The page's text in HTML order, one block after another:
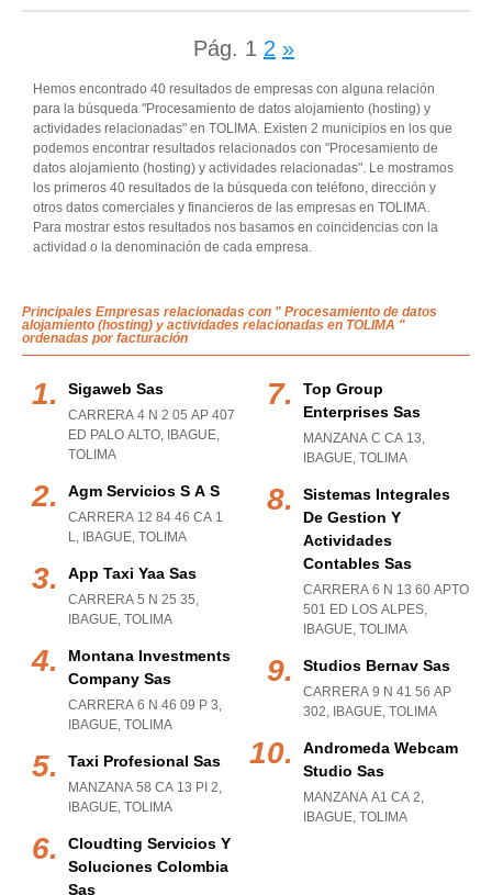
Pág. 1 2 »
Hemos encontrado 40 resultados de empresas con alguna relación
para la búsqueda "Procesamiento de datos alojamiento (hosting) y
actividades relacionadas" en TOLIMA. Existen 2 municipios en los que
podemos encontrar resultados relacionados con "Procesamiento de
datos alojamiento (hosting) y actividades relacionadas". Le mostramos
los primeros 40 resultados de la búsqueda con teléfono, dirección y
otros datos comerciales y financieros de las empresas en TOLIMA.
Para mostrar estos resultados nos basamos en coincidencias con la
actividad o la denominación de cada empresa.
Principales Empresas relacionadas con " Procesamiento de datos
alojamiento (hosting) y actividades relacionadas en TOLIMA "
ordenadas por facturación
Sigaweb Sas
CARRERA 4 N 2 05 AP 407
ED PALO ALTO, IBAGUE,
TOLIMA
Agm Servicios S A S
CARRERA 12 84 46 CA 1
L, IBAGUE, TOLIMA
App Taxi Yaa Sas
CARRERA 5 N 25 35,
IBAGUE, TOLIMA
Montana Investments
Company Sas
CARRERA 6 N 46 09 P 3,
IBAGUE, TOLIMA
Taxi Profesional Sas
MANZANA 58 CA 13 PI 2,
IBAGUE, TOLIMA
Cloudting Servicios Y
Soluciones Colombia
Sas
Top Group
Enterprises Sas
MANZANA C CA 13,
IBAGUE, TOLIMA
Sistemas Integrales
De Gestion Y
Actividades
Contables Sas
CARRERA 6 N 13 60 APTO
501 ED LOS ALPES,
IBAGUE, TOLIMA
Studios Bernav Sas
CARRERA 9 N 41 56 AP
302, IBAGUE, TOLIMA
Andromeda Webcam
Studio Sas
MANZANA A1 CA 2,
IBAGUE, TOLIMA